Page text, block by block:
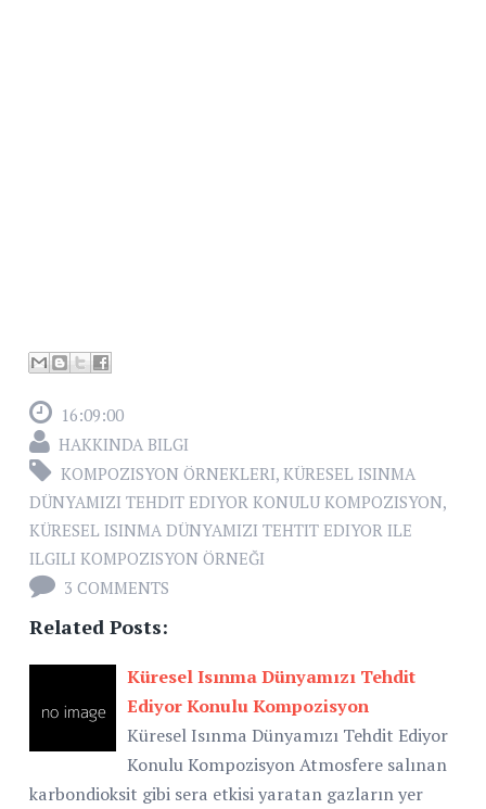
16:09:00
HAKKINDA BILGI
KOMPOZISYON ÖRNEKLERI, KÜRESEL ISINMA
DÜNYAMIZI TEHDIT EDIYOR KONULU KOMPOZISYON,
KÜRESEL ISINMA DÜNYAMIZI TEHTIT EDIYOR ILE
ILGILI KOMPOZISYON ÖRNEĞI
3 COMMENTS
Related Posts:
Küresel Isınma Dünyamızı Tehdit
Ediyor Konulu Kompozisyon
Küresel Isınma Dünyamızı Tehdit Ediyor
Konulu Kompozisyon Atmosfere salınan
karbondioksit gibi sera etkisi yaratan gazların yer